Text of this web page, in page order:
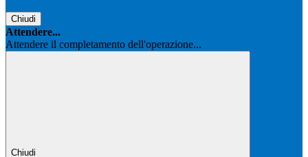
Chiudi
Attendere...
Attendere il completamento dell'operazione...
Chiudi